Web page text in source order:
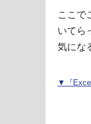
ここで
いてら
気にな
▼『